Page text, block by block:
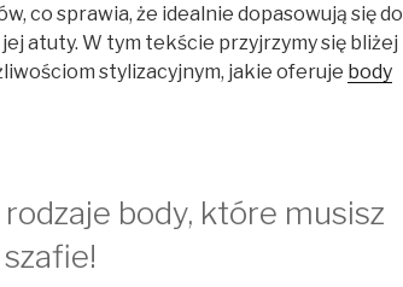
co sprawia, że idealnie dopasowują się do
atuty. W tym tekście przyjrzymy się bliżej
stylizacyjnym, jakie oferuje body
body, które musisz